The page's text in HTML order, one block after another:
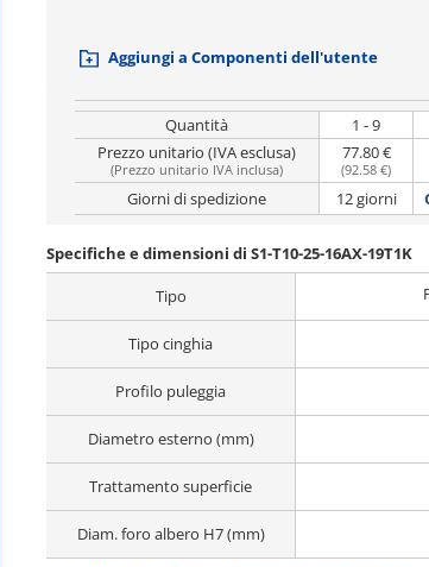
Aggiungi a Componenti dell'utente
Quantità 1 - 9
Prezzo unitario (IVA esclusa)
(Prezzo unitario IVA inclusa)
77.80 €
(92.58 €)
Giorni di spedizione 12 giorni
Specifiche e dimensioni di S1-T10-25-16AX-19T1K
Tipo
Tipo cinghia
Profilo puleggia
Diametro esterno (mm)
Trattamento superficie
Diam. foro albero H7 (mm)